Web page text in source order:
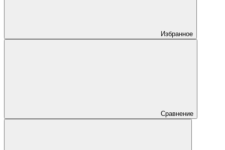
Избранное
Сравнение